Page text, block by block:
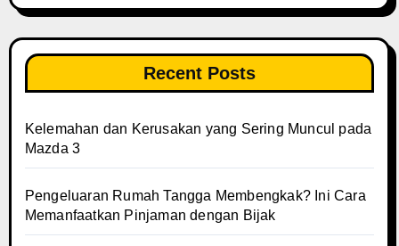
Recent Posts
Kelemahan dan Kerusakan yang Sering Muncul pada
Mazda 3
Pengeluaran Rumah Tangga Membengkak? Ini Cara
Memanfaatkan Pinjaman dengan Bijak